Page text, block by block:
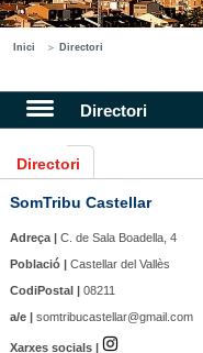
Inici Directori
Directori
Directori
SomTribu Castellar
Adreça |C. de Sala Boadella, 4
Població |Castellar del Vallès
CodiPostal |08211
a/e |somtribucastellar@gmail.com
Xarxes socials |